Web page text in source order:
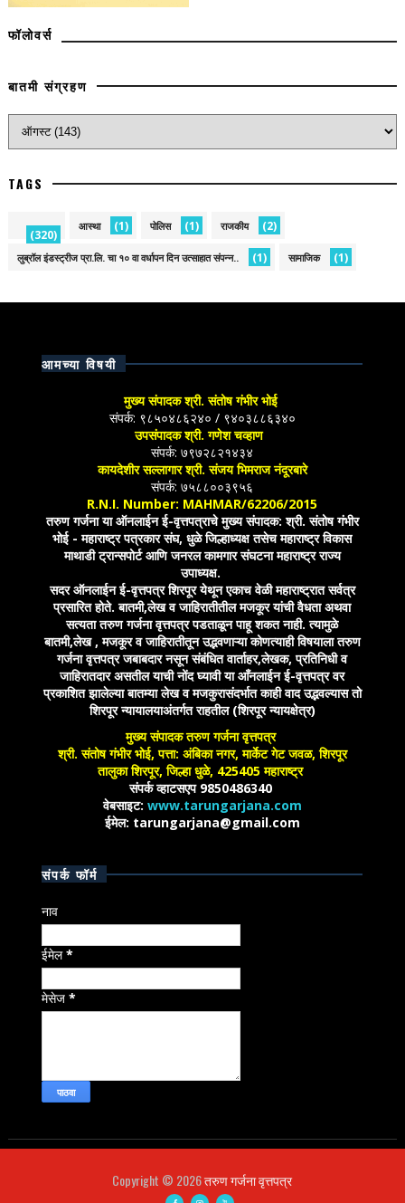
फॉलोवर्स
बातमी संग्रहण
TAGS
(320)
आस्था (1) पोलिस (1) राजकीय (2)
लुब्रॉल इंडस्ट्रीज प्रा.लि. चा १० वा वर्धापन दिन उत्साहात संपन्न.. (1) सामाजिक (1)
आमच्या विषयी
मुख्य संपादक श्री. संतोष गंभीर भोई
संपर्क: ९८५०४८६२४० / ९४०३८८६३४०
उपसंपादक श्री. गणेश चव्हाण
संपर्क: ७९७२८२१४३४
कायदेशीर सल्लागार श्री. संजय भिमराज नंदूरबारे
संपर्क: ७५८८००३९५६
R.N.I. Number: MAHMAR/62206/2015
तरुण गर्जना या ऑनलाईन ई-वृत्तपत्राचे मुख्य संपादक: श्री. संतोष गंभीर
भोई - महाराष्ट्र पत्रकार संघ, धुळे जिल्हाध्यक्ष तसेच महाराष्ट्र विकास
माथाडी ट्रान्सपोर्ट आणि जनरल कामगार संघटना महाराष्ट्र राज्य
उपाध्यक्ष.
सदर ऑनलाईन ई-वृत्तपत्र शिरपूर येथून एकाच वेळी महाराष्ट्रात सर्वत्र
प्रसारित होते. बातमी,लेख व जाहिरातीतील मजकूर यांची वैधता अथवा
सत्यता तरुण गर्जना वृत्तपत्र पडताळून पाहू शकत नाही. त्यामुळे
बातमी,लेख , मजकूर व जाहिरातीतून उद्भवणाऱ्या कोणत्याही विषयाला तरुण
गर्जना वृत्तपत्र जबाबदार नसून संबंधित वार्ताहर,लेखक, प्रतिनिधी व
जाहिरातदार असतील याची नोंद घ्यावी या आँनलाईन ई-वृत्तपत्र वर
प्रकाशित झालेल्या बातम्या लेख व मजकुरासंदर्भात काही वाद उद्भवल्यास तो
शिरपूर न्यायालयाअंतर्गत राहतील (शिरपूर न्यायक्षेत्र)
मुख्य संपादक तरुण गर्जना वृत्तपत्र
श्री. संतोष गंभीर भोई, पत्ता: अंबिका नगर, मार्केट गेट जवळ, शिरपूर
तालुका शिरपूर, जिल्हा धुळे, 425405 महाराष्ट्र
संपर्क व्हाटसएप 9850486340
वेबसाइट: www.tarungarjana.com
ईमेल: tarungarjana@gmail.com
संपर्क फॉर्म
नाव
ईमेल*
मेसेज*
Copyright © 2026तरुण गर्जना वृत्तपत्र